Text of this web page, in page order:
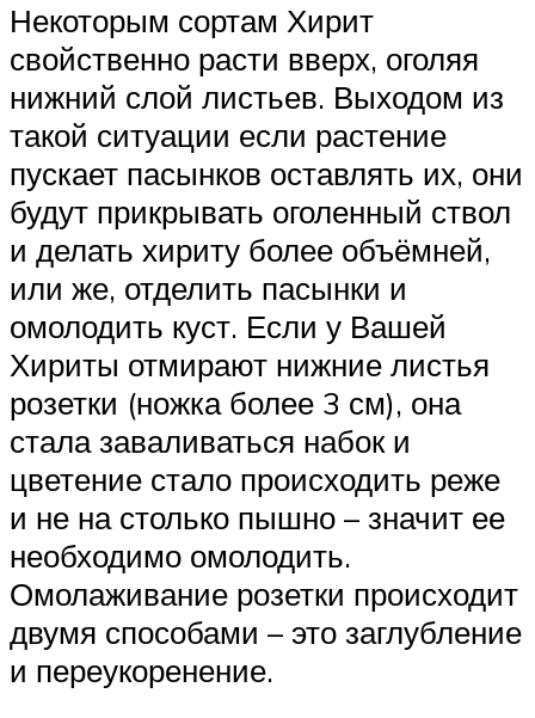
Некоторым сортам Хирит
свойственно расти вверх, оголяя
нижний слой листьев. Выходом из
такой ситуации если растение
пускает пасынков оставлять их, они
будут прикрывать оголенный ствол
и делать хириту более объёмней,
или же, отделить пасынки и
омолодить куст. Если у Вашей
Хириты отмирают нижние листья
розетки (ножка более 3 см), она
стала заваливаться набок и
цветение стало происходить реже
и не на столько пышно – значит ее
необходимо омолодить.
Омолаживание розетки происходит
двумя способами – это заглубление
и переукоренение.